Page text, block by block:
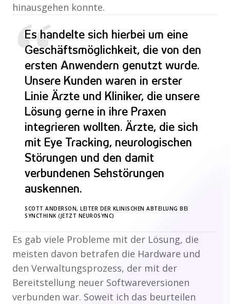
hinausgehen konnte.
“
Es handelte sich hierbei um eine
Geschäftsmöglichkeit, die von den
ersten Anwendern genutzt wurde.
Unsere Kunden waren in erster
Linie Ärzte und Kliniker, die unsere
Lösung gerne in ihre Praxen
integrieren wollten. Ärzte, die sich
mit Eye Tracking, neurologischen
Störungen und den damit
verbundenen Sehstörungen
auskennen.
SCOTT ANDERSON, LEITER DER KLINISCHEN ABTEILUNG BEI
SYNCTHINK (JETZT NEUROSYNC)
Es gab viele Probleme mit der Lösung, die
meisten davon betrafen die Hardware und
den Verwaltungsprozess, der mit der
Bereitstellung neuer Softwareversionen
verbunden war. Soweit ich das beurteilen